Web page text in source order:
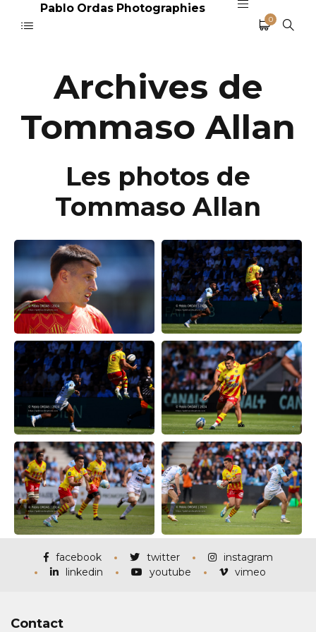
Pablo Ordas Photographies
0
Archives de
Tommaso Allan
Les photos de
Tommaso Allan
facebook twitter
instagram
linkedin
youtube vimeo
Contact